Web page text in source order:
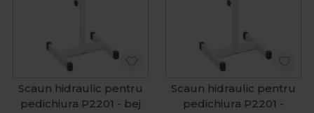
Scaun hidraulic pentru
pedichiura P2201 - bej
Scaun hidraulic pentru
pedichiura P2201 -